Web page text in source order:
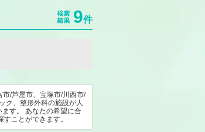
9件
/芦屋市、宝塚市/川西市/
ク、整形外科の施設が人
す。 あなたの希望に合
ことができます。